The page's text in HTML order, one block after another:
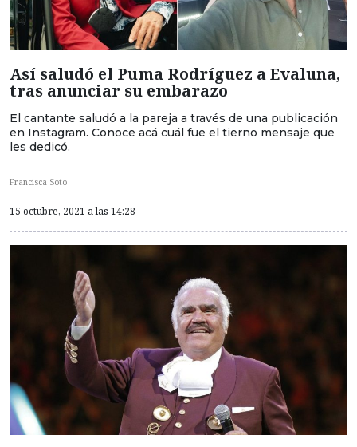
Así saludó el Puma Rodríguez a Evaluna,
tras anunciar su embarazo
El cantante saludó a la pareja a través de una publicación
en Instagram. Conoce acá cuál fue el tierno mensaje que
les dedicó.
Francisca Soto
15 octubre, 2021 a las 14:28